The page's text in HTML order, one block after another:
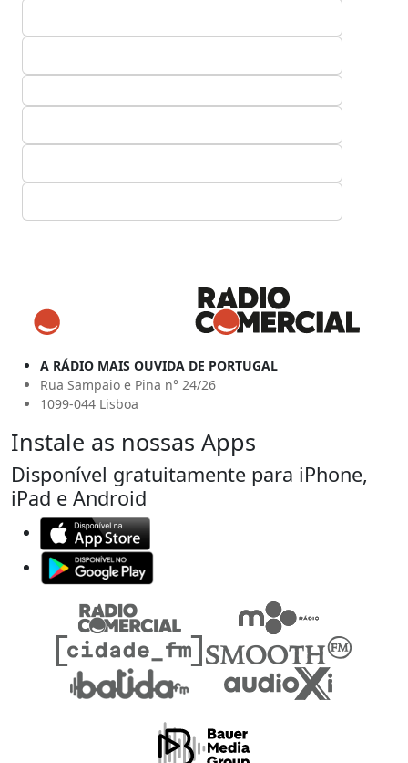
A RÁDIO MAIS OUVIDA DE PORTUGAL
Rua Sampaio e Pina n° 24/26
1099-044 Lisboa
Instale as nossas Apps
Disponível gratuitamente para iPhone,
iPad e Android